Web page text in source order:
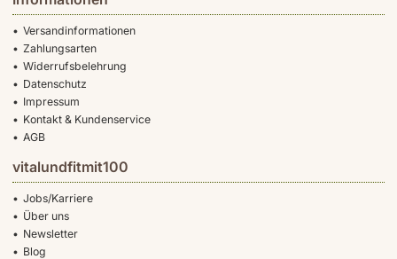
Versandinformationen
Zahlungsarten
Widerrufsbelehrung
Datenschutz
Impressum
Kontakt & Kundenservice
AGB
vitalundfitmit100
Jobs/Karriere
Über uns
Newsletter
Blog